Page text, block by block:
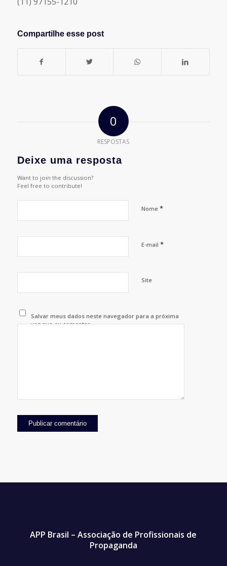
Compartilhe esse post
0
RESPOSTAS
Deixe uma resposta
Want to join the discussion?
Feel free to contribute!
Nome *
E-mail *
Site
Salvar meus dados neste navegador para a próxima
vez que eu comentar.
APP Brasil – Associação de Profissionais de
Propaganda